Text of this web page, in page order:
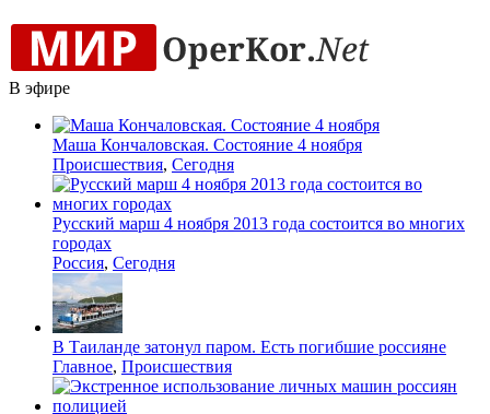
В эфире
Маша Кончаловская. Состояние 4 ноября
Происшествия, Сегодня
Русский марш 4 ноября 2013 года состоится во многих
городах
Россия, Сегодня
В Таиланде затонул паром. Есть погибшие россияне
Главное, Происшествия